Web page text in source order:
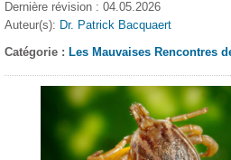
Dernière révision : 04.05.2026
Auteur(s): Dr. Patrick Bacquaert
Catégorie : Les Mauvaises Rencontres